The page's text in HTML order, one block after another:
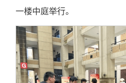
一楼中庭举行。